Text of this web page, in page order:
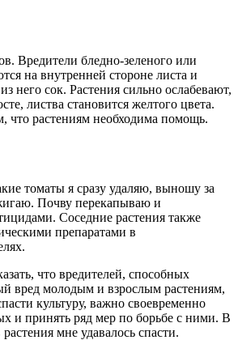
Вредители бледно-зеленого или
на внутренней стороне листа и
него сок. Растения сильно ослабевают,
листва становится желтого цвета.
что растениям необходима помощь.
томаты я сразу удаляю, выношу за
Почву перекапываю и
Соседние растения также
препаратами в
что вредителей, способных
вред молодым и взрослым растениям,
культуру, важно своевременно
и принять ряд мер по борьбе с ними. В
мне удавалось спасти.